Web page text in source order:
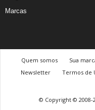
Marcas
Quem somos Sua
Newsletter
Termos de
© Copyright © 2008-